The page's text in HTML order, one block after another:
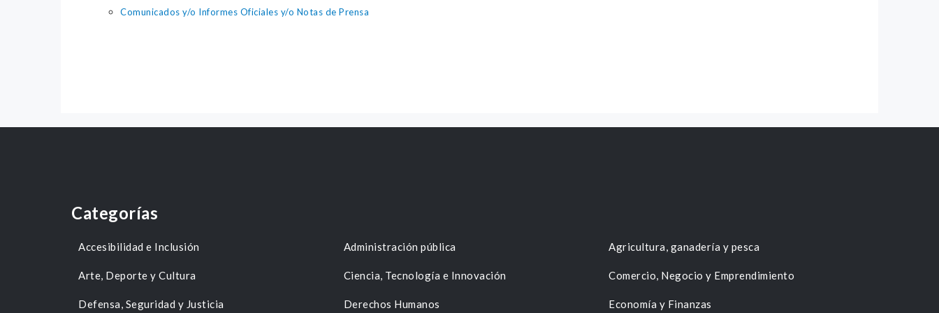
Comunicados y/o Informes Oficiales y/o Notas de Prensa
Categorías
Accesibilidad e Inclusión Administración pública Agricultura, ganadería y pesca
Arte, Deporte y Cultura Ciencia, Tecnología e Innovación Comercio, Negocio y Emprendimiento
Defensa, Seguridad y Justicia Derechos Humanos Economía y Finanzas